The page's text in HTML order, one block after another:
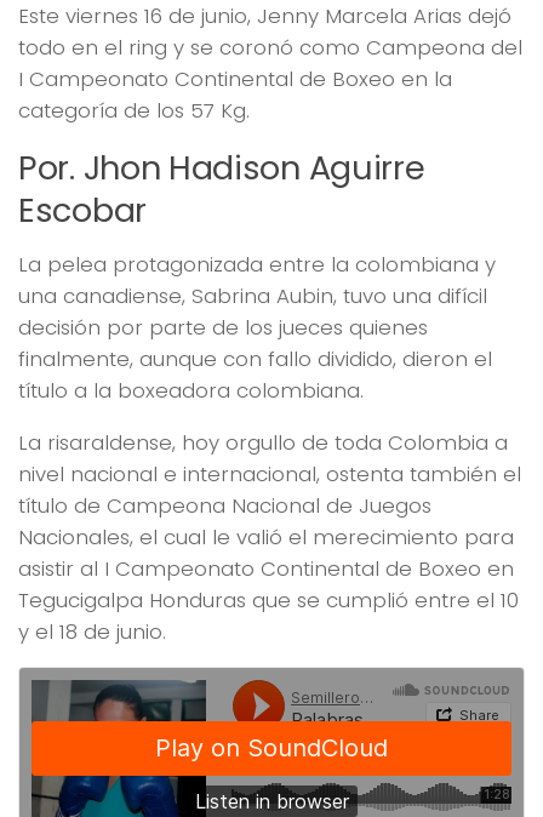
Este viernes 16 de junio, Jenny Marcela Arias dejó
todo en el ring y se coronó como Campeona del
I Campeonato Continental de Boxeo en la
categoría de los 57 Kg.
Por. Jhon Hadison Aguirre
Escobar
La pelea protagonizada entre la colombiana y
una canadiense, Sabrina Aubin, tuvo una difícil
decisión por parte de los jueces quienes
finalmente, aunque con fallo dividido, dieron el
título a la boxeadora colombiana.
La risaraldense, hoy orgullo de toda Colombia a
nivel nacional e internacional, ostenta también el
título de Campeona Nacional de Juegos
Nacionales, el cual le valió el merecimiento para
asistir al I Campeonato Continental de Boxeo en
Tegucigalpa Honduras que se cumplió entre el 10
y el 18 de junio.